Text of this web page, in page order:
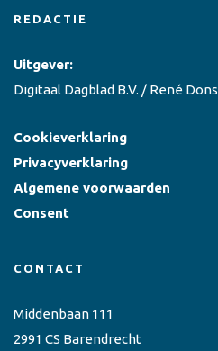
REDACTIE
Uitgever:
Digitaal Dagblad B.V. / René Dons
Cookieverklaring
Privacyverklaring
Algemene voorwaarden
Consent
CONTACT
Middenbaan 111
2991 CS Barendrecht